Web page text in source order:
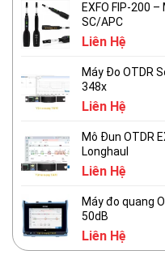
EXFO FIP-200
SC/APC
Liên Hệ
Máy Đo OTDR
348x
Liên Hệ
Mô Đun OTDR
Longhaul
Liên Hệ
Máy đo quang
50dB
Liên Hệ